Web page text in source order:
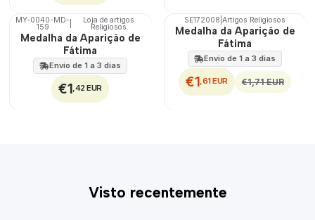
🇵🇹
100%
MY-0040-MD-
159
Loja de artigos
Religiosos
Medalha da Aparição de
Fátima
Envio de 1 a 3 dias
€1,42 EUR
DESCONTO
SE172008 |Artigos Religiosos
Medalha da Aparição de
Fátima
Envio de 1 a 3 dias
€1,61 EUR €1,71 EUR
Visto recentemente